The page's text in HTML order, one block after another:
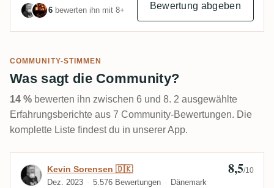
6 bewerten ihn mit 8+ Bewertung abgeben
COMMUNITY-STIMMEN
Was sagt die Community?
14 % bewerten ihn zwischen 6 und 8. 2 ausgewählte
Erfahrungsberichte aus 7 Community-Bewertungen. Die
komplette Liste findest du in unserer App.
Bewertung von Kevin Sorensen 🇩🇰
Kevin Sorensen 🇩🇰
Dez. 2023 5.576 Bewertungen Dänemark
8,5/10